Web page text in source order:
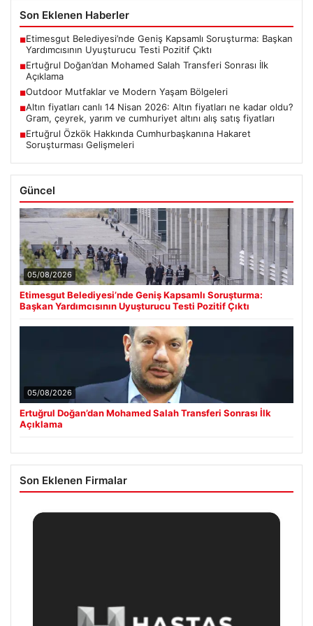
Son Eklenen Haberler
■Etimesgut Belediyesi’nde Geniş Kapsamlı Soruşturma: Başkan
Yardımcısının Uyuşturucu Testi Pozitif Çıktı
■Ertuğrul Doğan’dan Mohamed Salah Transferi Sonrası İlk
Açıklama
■Outdoor Mutfaklar ve Modern Yaşam Bölgeleri
■Altın fiyatları canlı 14 Nisan 2026: Altın fiyatları ne kadar oldu?
Gram, çeyrek, yarım ve cumhuriyet altını alış satış fiyatları
■Ertuğrul Özkök Hakkında Cumhurbaşkanına Hakaret
Soruşturması Gelişmeleri
Güncel
05/08/2026
Etimesgut Belediyesi’nde Geniş Kapsamlı Soruşturma:
Başkan Yardımcısının Uyuşturucu Testi Pozitif Çıktı
05/08/2026
Ertuğrul Doğan’dan Mohamed Salah Transferi Sonrası İlk
Açıklama
Son Eklenen Firmalar